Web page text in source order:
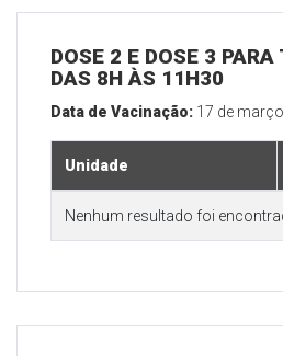
DOSE 2 E DOSE 3
DAS 8H ÀS 11H30
Data de Vacinação: 17 de
Unidade
Nenhum resultado foi